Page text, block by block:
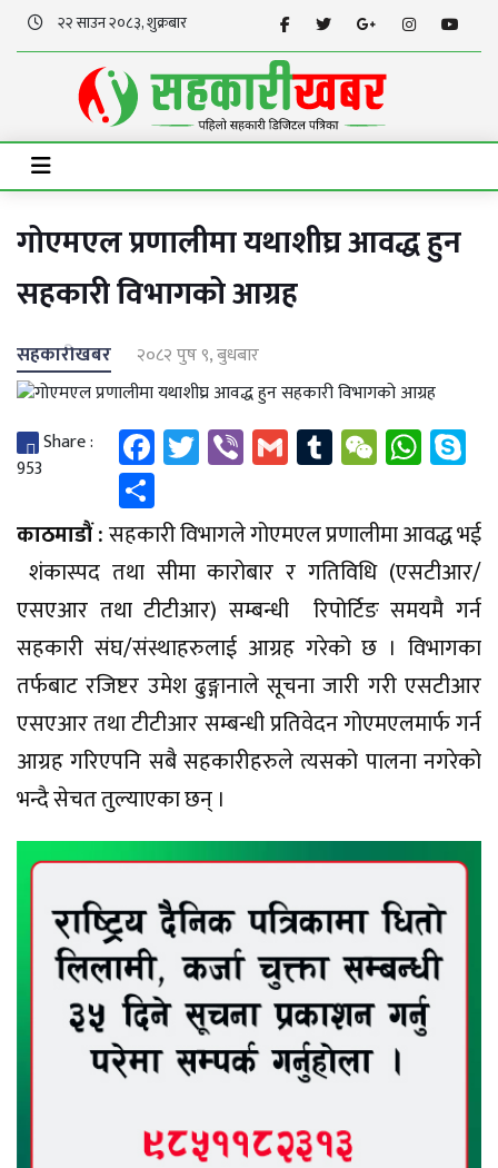
२२ साउन २०८३, शुक्रबार
गोएमएल प्रणालीमा यथाशीघ्र आवद्ध हुन
सहकारी विभागको आग्रह
सहकारीखबर २०८२ पुष ९, बुधबार
Share :
953
Facebook
Twitter
ViberGmailTumblr
WeChat
काठमाडौं :सहकारी विभागले गोएमएल प्रणालीमा आवद्ध भई
शंकास्पद तथा सीमा कारोबार र गतिविधि (एसटीआर/
एसएआर तथा टीटीआर) सम्बन्धी रिपोर्टिङ समयमै गर्न
सहकारी संघ/संस्थाहरुलाई आग्रह गरेको छ । विभागका
तर्फबाट रजिष्टर उमेश ढुङ्गानाले सूचना जारी गरी एसटीआर
एसएआर तथा टीटीआर सम्बन्धी प्रतिवेदन गोएमएलमार्फ गर्न
आग्रह गरिएपनि सबै सहकारीहरुले त्यसको पालना नगरेको
भन्दै सेचत तुल्याएका छन् ।